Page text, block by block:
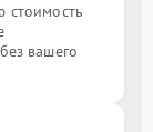
стоимость
вашего